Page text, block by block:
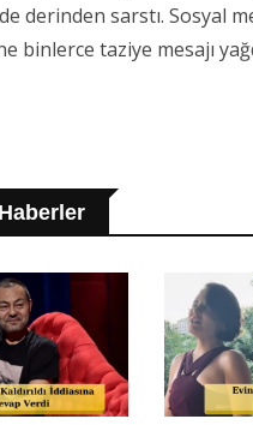
derinden sarstı. Sosyal
binlerce taziye mesajı